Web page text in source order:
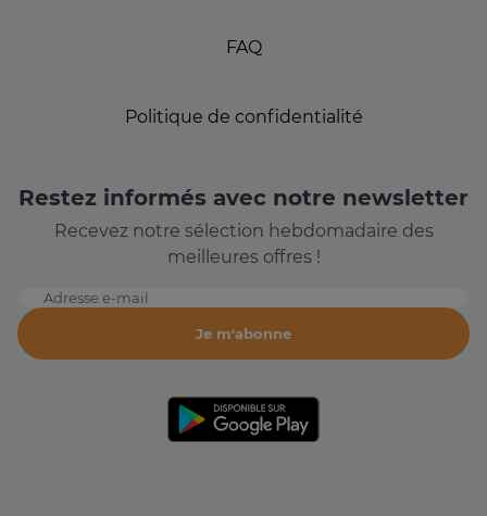
FAQ
Politique de confidentialité
Restez informés avec notre newsletter
Recevez notre sélection hebdomadaire des
meilleures offres !
Adresse e-mail
Je m'abonne